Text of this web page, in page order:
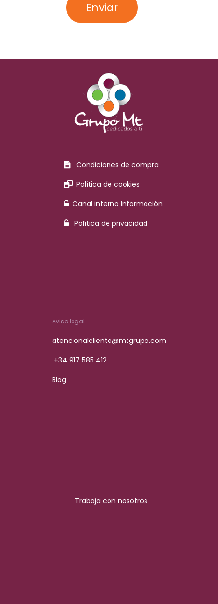
Enviar
Condiciones de compra
Política de cookies
Canal interno Información
Política de privacidad
Aviso legal
atencionalcliente@mtgrupo.com
+34 917 585 412
Blog
Trabaja con nosotros